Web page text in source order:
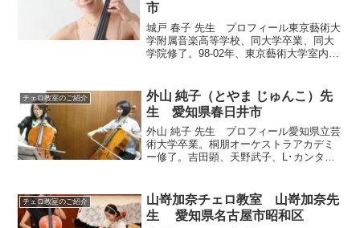
市
城戸 春子 先生 プロフィール東京藝術大
学附属音楽高等学校、同大学卒業、同大
学院修了。98-02年、東京藝術大学室内楽
オーヴェルビリエ音楽院のディプロム取
得。札幌ジュニア...
チェロ教室のご紹介
外山 純子（とやま じゅんこ）先
生 愛知県春日井市
外山 純子 先生 プロフィール愛知県立芸
術大学卒業。桐朋オーケストラアカデミ
ー修了。吉田顕、天野武子、L･カンタ、
団員。名古屋二期会オペラ管弦楽団団
員。♪外山純子先生に...
チェロ教室のご紹介
山嵜加奈チェロ教室 山嵜加奈先
生 愛知県名古屋市昭和区